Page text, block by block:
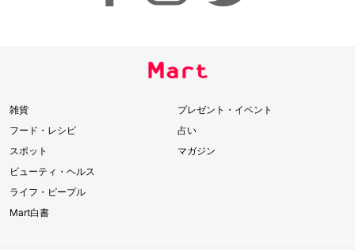
雑貨
フード・レシピ
スポット
ビューティ・ヘルス
ライフ・ピープル
Mart白書
プレゼント・イベント
占い
マガジン